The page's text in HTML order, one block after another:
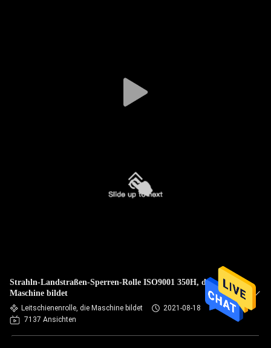
Strahln-Landstraßen-Sperren-Rolle ISO9001 350H, die
Maschine bildet
Leitschienenrolle, die Maschine bildet
2021-08-18
7137 Ansichten